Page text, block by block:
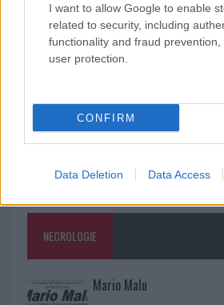
I want to allow Google to enable
related to security, including
functionality and fraud
user protection.
CONFIRM
Data Deletion Data Access
Olbia, divieto di sosta
esplode la protesta
NECROLOGIE
Mario Malu